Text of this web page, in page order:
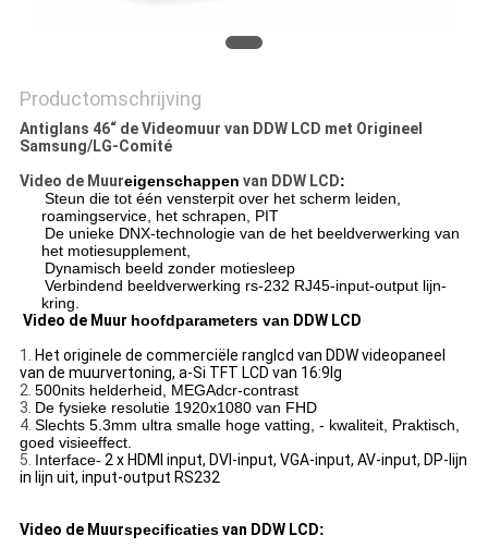
Productomschrijving
Antiglans 46“ de Videomuur van DDW LCD met Origineel
Samsung/LG-Comité
Video de Muureigenschappen van DDW LCD:
Steun die tot één vensterpit over het scherm leiden,
roamingservice, het schrapen, PIT
De unieke DNX-technologie van de het beeldverwerking van
het motiesupplement,
Dynamisch beeld zonder motiesleep
Verbindend beeldverwerking rs-232 RJ45-input-output lijn-
kring.
Video de Muur hoofdparameters van DDW LCD
1. Het originele de commerciële ranglcd van DDW videopaneel
van de muurvertoning, a-Si TFT LCD van 16:9lg
2. 500nits helderheid, MEGAdcr-contrast
3. De fysieke resolutie 1920x1080 van FHD
4. Slechts 5.3mm ultra smalle hoge vatting, - kwaliteit, Praktisch,
goed visieeffect.
5. Interface- 2 x HDMI input, DVI-input, VGA-input, AV-input, DP-lijn
in lijn uit, input-output RS232
Video de Muurspecificatiesvan DDW LCD: